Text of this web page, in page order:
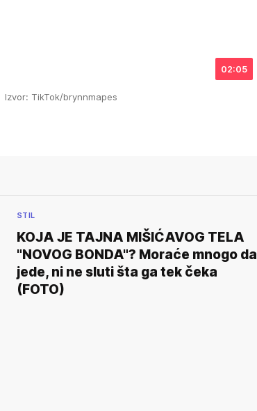
02:05
Izvor: TikTok/brynnmapes
STIL
KOJA JE TAJNA MIŠIĆAVOG TELA
"NOVOG BONDA"? Moraće mnogo da
jede, ni ne sluti šta ga tek čeka
(FOTO)